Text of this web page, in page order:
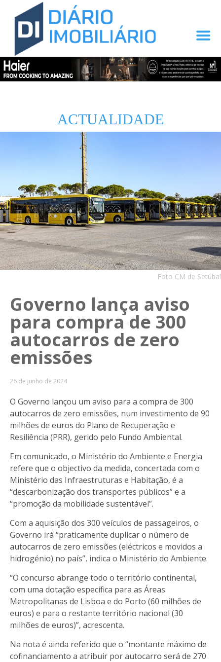
ACTUALIDADE
Foto CM de Setúbal
Governo lança aviso
para compra de 300
autocarros de zero
emissões
26 de junho de 2024
O Governo lançou um aviso para a compra de 300
autocarros de zero emissões, num investimento de 90
milhões de euros do Plano de Recuperação e
Resiliência (PRR), gerido pelo Fundo Ambiental.
Em comunicado, o Ministério do Ambiente e Energia
refere que o objectivo da medida, concertada com o
Ministério das Infraestruturas e Habitação, é a
“descarbonização dos transportes públicos” e a
“promoção da mobilidade sustentável”.
Com a aquisição dos 300 veículos de passageiros, o
Governo irá “praticamente duplicar o número de
autocarros de zero emissões (eléctricos e movidos a
hidrogénio) no país”, indica o Ministério do Ambiente.
“O concurso abrange todo o território continental,
com uma dotação específica para as Áreas
Metropolitanas de Lisboa e do Porto (60 milhões de
euros) e para o restante território nacional (30
milhões de euros)”, acrescenta.
Na nota é ainda referido que o “montante máximo de
cofinanciamento a atribuir por autocarro será de 270